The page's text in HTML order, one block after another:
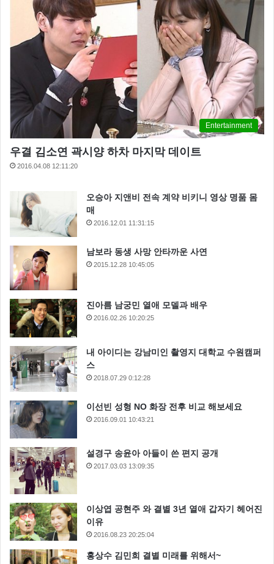
Entertainment
우결 김소연 곽시양 하차 마지막 데이트
2016.04.08 12:11:20
오승아 지앤비 전속 계약 비키니 영상 명품 몸
매
2016.12.01 11:31:15
남보라 동생 사망 안타까운 사연
2015.12.28 10:45:05
진아름 남궁민 열애 모델과 배우
2016.02.26 10:20:25
내 아이디는 강남미인 촬영지 대학교 수원캠퍼
스
2018.07.29 0:12:28
이선빈 성형 NO 화장 전후 비교 해보세요
2016.09.01 10:43:21
설경구 송윤아 아들이 쓴 편지 공개
2017.03.03 13:09:35
이상엽 공현주 와 결별 3년 열애 갑자기 헤어진
이유
2016.08.23 20:25:04
홍상수 김민희 결별 미래를 위해서~